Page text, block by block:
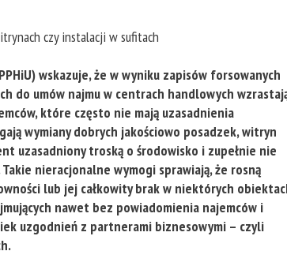
czy instalacji w sufitach
wskazuje, że w wyniku zapisów forsowanych
do umów najmu w centrach handlowych
które często nie mają uzasadnienia
wymiany dobrych jakościowo posadzek, witryn
uzasadniony troską o środowisko i zupełnie nie
nieracjonalne wymogi sprawiają, że rosną
lub jej całkowity brak w niektórych
nawet bez powiadomienia najemców i
uzgodnień z partnerami biznesowymi – czyli